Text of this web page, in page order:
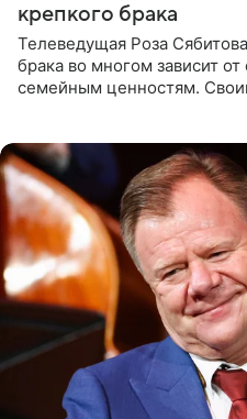
крепкого брака
Телеведущая Роза
брака во многом зависит
семейным ценностям.